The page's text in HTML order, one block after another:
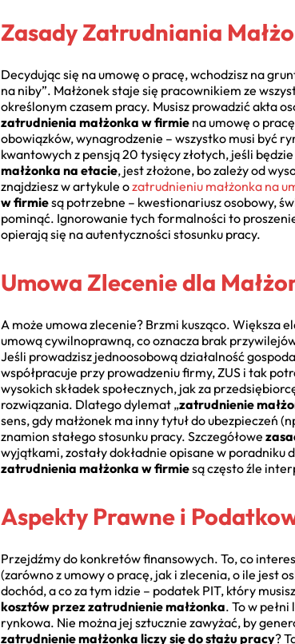
Zasady Zatrudniania
Decydując się na umowę o pracę, wchodzisz na
na niby”. Małżonek staje się pracownikiem ze
określonym czasem pracy. Musisz prowadzić akta
zatrudnienia małżonka w firmie na umowę o
obowiązków, wynagrodzenie – wszystko musi być
kwantowych z pensją 20 tysięcy złotych, jeśli
małżonka na etacie, jest złożone, bo zależy od
znajdziesz w artykule ozatrudnieniu małżonka na
w firmiesą potrzebne – kwestionariusz osobowy,
pominąć. Ignorowanie tych formalności to
opierają się na autentyczności stosunku pracy.
Umowa Zlecenie dla
A może umowa zlecenie? Brzmi kusząco. Większa
umową cywilnoprawną, co oznacza brak
Jeśli prowadzisz jednoosobową działalność
współpracuje przy prowadzeniu firmy, ZUS i tak
wysokich składek społecznych, jak za
rozwiązania. Dlatego dylemat „zatrudnienie
sens, gdy małżonek ma inny tytuł do ubezpieczeń
znamion stałego stosunku pracy. Szczegółowe
wyjątkami, zostały dokładnie opisane w poradniku
zatrudnienia małżonka w firmiesą często źle
Aspekty Prawne i
Przejdźmy do konkretów finansowych. To, co
(zarówno z umowy o pracę, jak i zlecenia, o ile jest
dochód, a co za tym idzie – podatek PIT, który
kosztów przez zatrudnienie małżonka. To w
rynkowa. Nie można jej sztucznie zawyżać, by
zatrudnienie małżonka liczy się do stażu pracy?